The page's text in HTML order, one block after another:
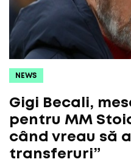
NEWS
Gigi Becali,
pentru MM
când vreau să
transferuri”